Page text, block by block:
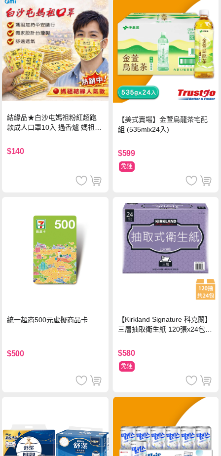
結緣品★白沙屯媽祖粉紅超跑
款成人口罩10入 過香爐 媽祖加
$140
【美式賣場】金萱烏龍茶宅配
組 (535mlx24入)
$599
免運
統一超商500元虛擬商品卡
$500
【Kirkland Signature 科克蘭】
三層抽取衛生紙 120張x24包x1
$580
免運